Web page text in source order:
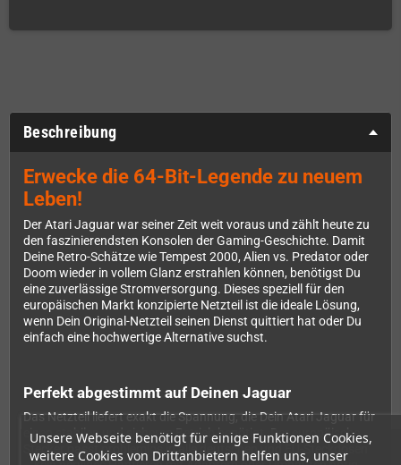
Unsere Webseite benötigt für einige Funktionen Cookies,
weitere Cookies von Drittanbietern helfen uns, unser
Beschreibung
Erwecke die 64-Bit-Legende zu neuem
Leben!
Der Atari Jaguar war seiner Zeit weit voraus und zählt heute zu
den faszinierendsten Konsolen der Gaming-Geschichte. Damit
Deine Retro-Schätze wie Tempest 2000, Alien vs. Predator oder
Doom wieder in vollem Glanz erstrahlen können, benötigst Du
eine zuverlässige Stromversorgung. Dieses speziell für den
europäischen Markt konzipierte Netzteil ist die ideale Lösung,
wenn Dein Original-Netzteil seinen Dienst quittiert hat oder Du
einfach eine hochwertige Alternative suchst.
Perfekt abgestimmt auf Deinen Jaguar
Das Netzteil liefert exakt die Spannung, die Dein Atari Jaguar für
einen stabilen und sicheren Betrieb benötigt. Der europäische
Stecker passt problemlos in alle deutschen und EU-Steckdosen